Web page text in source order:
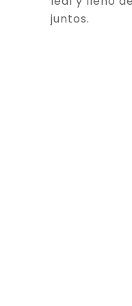
juntos.